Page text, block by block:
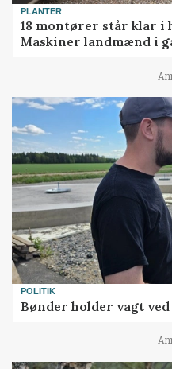
PLANTER
18 montører står klar i
Maskiner landmænd i
POLITIK
Bønder holder vagt ved